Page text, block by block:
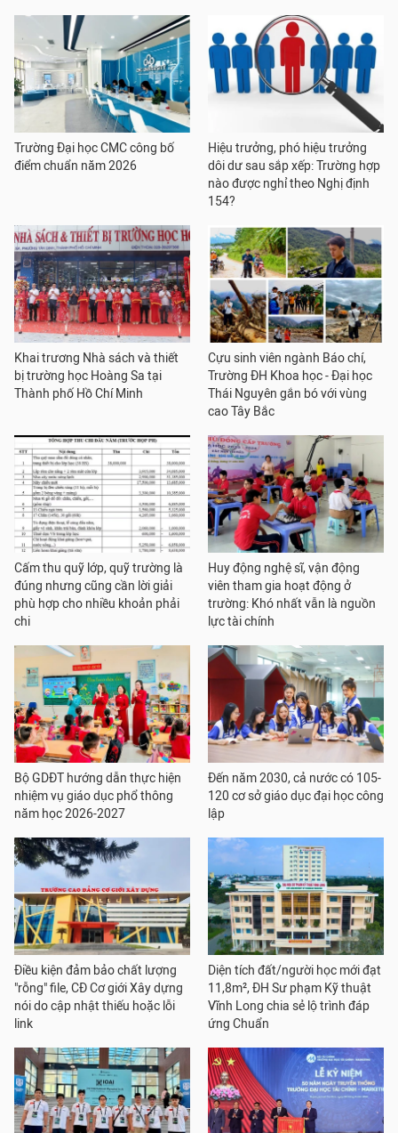
Trường Đại học CMC công bố
điểm chuẩn năm 2026
Hiệu trưởng, phó hiệu trưởng
dôi dư sau sắp xếp: Trường hợp
nào được nghỉ theo Nghị định
154?
Khai trương Nhà sách và thiết
bị trường học Hoàng Sa tại
Thành phố Hồ Chí Minh
Cựu sinh viên ngành Báo chí,
Trường ĐH Khoa học - Đại học
Thái Nguyên gắn bó với vùng
cao Tây Bắc
Cấm thu quỹ lớp, quỹ trường là
đúng nhưng cũng cần lời giải
phù hợp cho nhiều khoản phải
chi
Huy động nghệ sĩ, vận động
viên tham gia hoạt động ở
trường: Khó nhất vẫn là nguồn
lực tài chính
Bộ GDĐT hướng dẫn thực hiện
nhiệm vụ giáo dục phổ thông
năm học 2026-2027
Đến năm 2030, cả nước có 105-
120 cơ sở giáo dục đại học công
lập
Điều kiện đảm bảo chất lượng
"rỗng" file, CĐ Cơ giới Xây dựng
nói do cập nhật thiếu hoặc lỗi
link
Diện tích đất/người học mới đạt
11,8m², ĐH Sư phạm Kỹ thuật
Vĩnh Long chia sẻ lộ trình đáp
ứng Chuẩn